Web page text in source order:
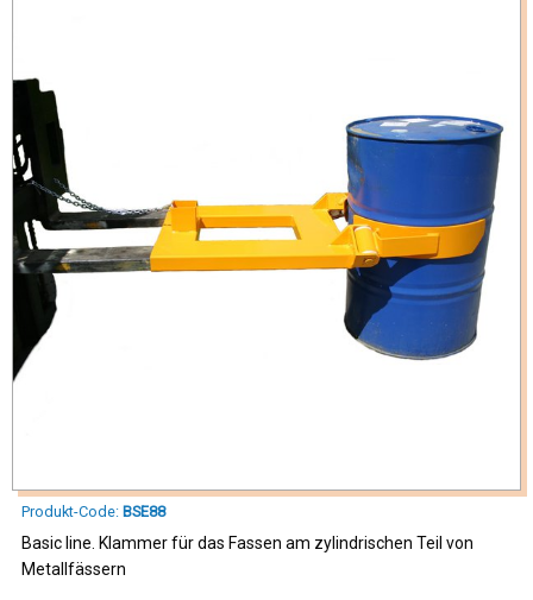
Produkt-Code: BSE88
Basic line. Klammer für das Fassen am zylindrischen Teil von
Metallfässern